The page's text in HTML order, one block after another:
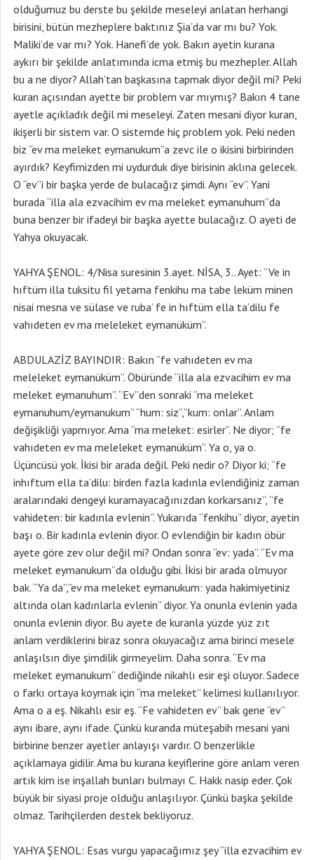
olduğumuz bu derste bu şekilde meseleyi anlatan herhangi
birisini, bütün mezheplere baktınız Şia’da var mı bu? Yok.
Maliki’de var mı? Yok. Hanefi’de yok. Bakın ayetin kurana
aykırı bir şekilde anlatımında icma etmiş bu mezhepler. Allah
bu a ne diyor? Allah’tan başkasına tapmak diyor değil mi? Peki
kuran açısından ayette bir problem var mıymış? Bakın 4 tane
ayetle açıkladık değil mi meseleyi. Zaten mesani diyor kuran,
ikişerli bir sistem var. O sistemde hiç problem yok. Peki neden
biz “ev ma meleket eymanukum”a zevc ile o ikisini birbirinden
ayırdık? Keyfimizden mi uydurduk diye birisinin aklına gelecek.
O “ev”i bir başka yerde de bulacağız şimdi. Aynı “ev”. Yani
burada “illa ala ezvacihim ev ma meleket eymanuhum”da
buna benzer bir ifadeyi bir başka ayette bulacağız. O ayeti de
Yahya okuyacak.
YAHYA ŞENOL: 4/Nisa suresinin 3.ayet. NİSA, 3.. Ayet: “Ve in
hıftüm illa tuksitu fil yetama fenkihu ma tabe leküm minen
nisai mesna ve sülase ve ruba’ fe in hıftüm ella ta’dilu fe
vahıdeten ev ma meleleket eymanüküm”.
ABDULAZİZ BAYINDIR: Bakın “fe vahıdeten ev ma
meleleket eymanüküm”. Öbüründe “illa ala ezvacihim ev ma
meleket eymanuhum”. “Ev”den sonraki “ma meleket
eymanuhum/eymanukum” “hum: siz”,”kum: onlar”. Anlam
değişikliği yapmıyor. Ama “ma meleket: esirler”. Ne diyor; “fe
vahıdeten ev ma meleleket eymanüküm”. Ya o, ya o.
Üçüncüsü yok. İkisi bir arada değil. Peki nedir o? Diyor ki; “fe
inhıftum ella ta’dilu: birden fazla kadınla evlendiğiniz zaman
aralarındaki dengeyi kuramayacağınızdan korkarsanız”, “fe
vahideten: bir kadınla evlenin”. Yukarıda “fenkihu” diyor, ayetin
başı o. Bir kadınla evlenin diyor. O evlendiğin bir kadın öbür
ayete göre zev olur değil mi? Ondan sonra “ev: yada”. “Ev ma
meleket eymanukum”da olduğu gibi. İkisi bir arada olmuyor
bak. “Ya da”,”ev ma meleket eymanukum: yada hakimiyetiniz
altında olan kadınlarla evlenin” diyor. Ya onunla evlenin yada
onunla evlenin diyor. Bu ayete de kuranla yüzde yüz zıt
anlam verdiklerini biraz sonra okuyacağız ama birinci mesele
anlaşılsın diye şimdilik girmeyelim. Daha sonra. “Ev ma
meleket eymanukum” dediğinde nikahlı esir eşi oluyor. Sadece
o farkı ortaya koymak için “ma meleket” kelimesi kullanılıyor.
Ama o a eş. Nikahlı esir eş. “Fe vahideten ev” bak gene “ev”
aynı ibare, aynı ifade. Çünkü kuranda müteşabih mesani yani
birbirine benzer ayetler anlayışı vardır. O benzerlikle
açıklamaya gidilir. Ama bu kurana keyiflerine göre anlam veren
artık kim ise inşallah bunları bulmayı C. Hakk nasip eder. Çok
büyük bir siyasi proje olduğu anlaşılıyor. Çünkü başka şekilde
olmaz. Tarihçilerden destek bekliyoruz.
YAHYA ŞENOL: Esas vurgu yapacağımız şey “illa ezvacihim ev